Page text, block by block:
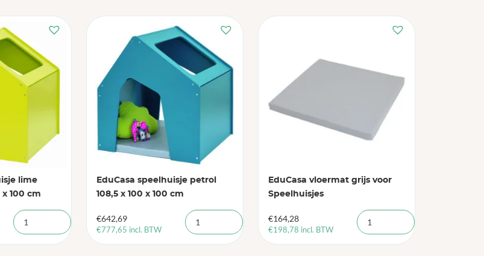
lime
x 100 cm
EduCasa speelhuisje petrol
108,5 x 100 x 100 cm
€642,69
€777,65 incl. BTW
EduCasa vloermat grijs voor
Speelhuisjes
€164,28
€198,78 incl. BTW